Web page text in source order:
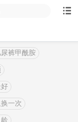
裤甲酰胺
一次